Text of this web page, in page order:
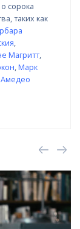
сорока
таких как
,
Магритт,
,Марк
Амедео